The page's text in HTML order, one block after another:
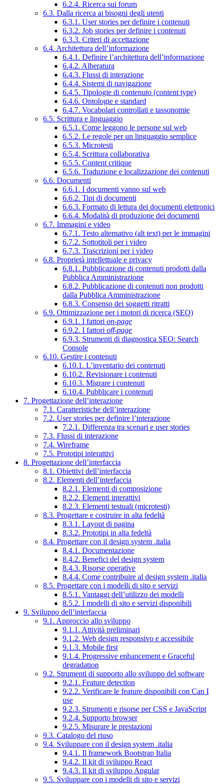
6.2.4. Ricerca sui forum
6.3. Dalla ricerca ai bisogni degli utenti
6.3.1. User stories per definire i contenuti
6.3.2. Job stories per definire i contenuti
6.3.3. Criteri di accettazione
6.4. Architettura dell’informazione
6.4.1. Definire l’architettura dell’informazione
6.4.2. Alberatura
6.4.3. Flussi di interazione
6.4.4. Sistemi di navigazione
6.4.5. Tipologie di contenuto (content type)
6.4.6. Ontologie e standard
6.4.7. Vocabolari controllati e tassonomie
6.5. Scrittura e linguaggio
6.5.1. Come leggono le persone sul web
6.5.2. Le regole per un linguaggio semplice
6.5.3. Microtesti
6.5.4. Scrittura collaborativa
6.5.5. Content critique
6.5.6. Traduzione e localizzazione dei contenuti
6.6. Documenti
6.6.1. I documenti vanno sul web
6.6.2. Tipi di documenti
6.6.3. Formato di lettura dei documenti elettronici
6.6.4. Modalità di produzione dei documenti
6.7. Immagini e video
6.7.1. Testo alternativo (alt text) per le immagini
6.7.2. Sottotitoli per i video
6.7.3. Trascrizioni per i video
6.8. Proprietà intellettuale e privacy
6.8.1. Pubblicazione di contenuti prodotti dalla
Pubblica Amministrazione
6.8.2. Pubblicazione di contenuti non prodotti
dalla Pubblica Amministrazione
6.8.3. Consenso dei soggetti ritratti
6.9. Ottimizzazione per i motori di ricerca (SEO)
6.9.1. I fattori on-page
6.9.2. I fattori off-page
6.9.3. Strumenti di diagnostica SEO: Search
Console
6.10. Gestire i contenuti
6.10.1. L’inventario dei contenuti
6.10.2. Revisionare i contenuti
6.10.3. Migrare i contenuti
6.10.4. Pubblicare i contenuti
7. Progettazione dell’interazione
7.1. Caratteristiche dell’interazione
7.2. User stories per definire l’interazione
7.2.1. Differenza tra scenari e user stories
7.3. Flussi di interazione
7.4. Wireframe
7.5. Prototipi interattivi
8. Progettazione dell’interfaccia
8.1. Obiettivi dell’interfaccia
8.2. Elementi dell’interfaccia
8.2.1. Elementi di composizione
8.2.2. Elementi interattivi
8.2.3. Elementi testuali (microtesti)
8.3. Progettare e costruire in alta fedeltà
8.3.1. Layout di pagina
8.3.2. Prototipi in alta fedeltà
8.4. Progettare con il design system .italia
8.4.1. Documentazione
8.4.2. Benefici del design system
8.4.3. Risorse operative
8.4.4. Come contribuire al design system .italia
8.5. Progettare con i modelli di sito e servizi
8.5.1. Vantaggi dell’utilizzo dei modelli
8.5.2. I modelli di sito e servizi disponibili
9. Sviluppo dell’interfaccia
9.1. Approccio allo sviluppo
9.1.1. Attività preliminari
9.1.2. Web design responsivo e accessibile
9.1.3. Mobile first
9.1.4. Progressive enhancement e Graceful
degradation
9.2. Strumenti di supporto allo sviluppo del software
9.2.1. Feature detection
9.2.2. Verificare le feature disponibili con Can I
use
9.2.3. Strumenti e risorse per CSS e JavaScript
9.2.4. Supporto browser
9.2.5. Misurare le prestazioni
9.3. Catalogo del riuso
9.4. Sviluppare con il design system .italia
9.4.1. Il framework Bootstrap Italia
9.4.2. Il kit di sviluppo React
9.4.3. Il kit di sviluppo Angular
9.5. Sviluppare con i modelli di sito e servizi